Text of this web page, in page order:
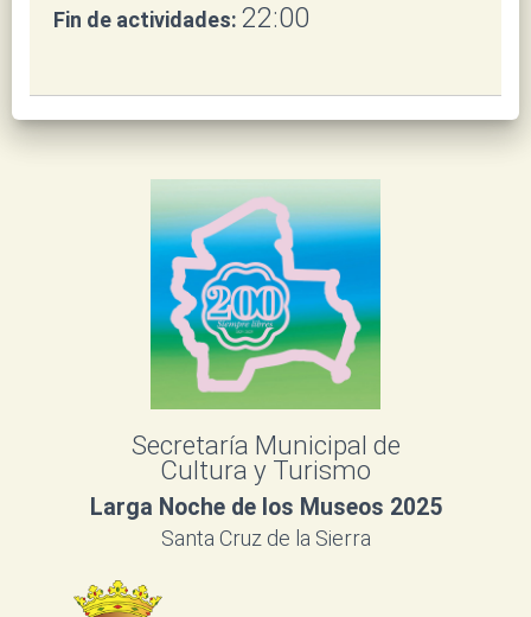
Fin de actividades: 22:00
Secretaría Municipal de
Cultura y Turismo
Larga Noche de los Museos 2025
Santa Cruz de la Sierra